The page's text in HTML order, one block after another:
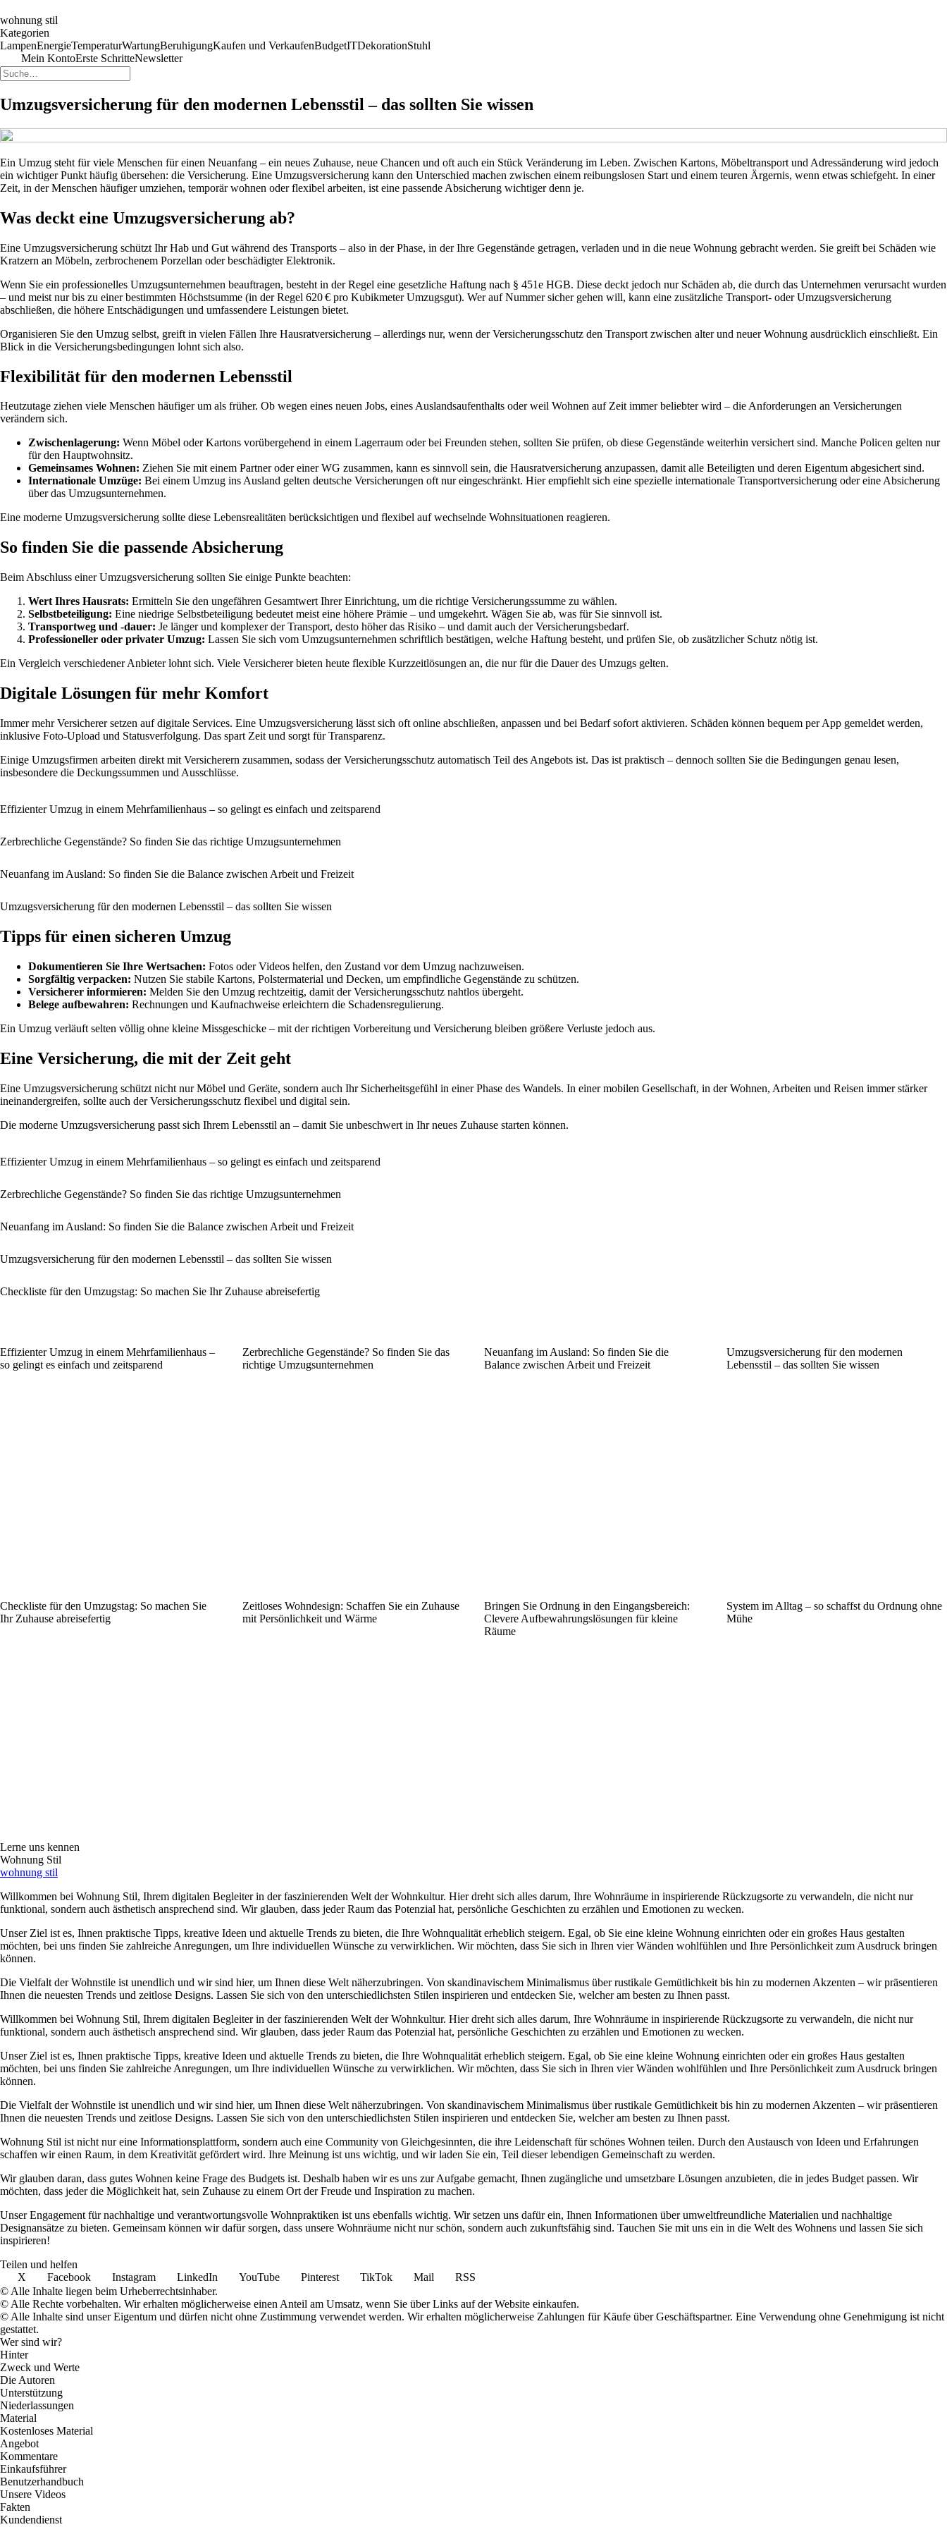
wohnung stil
Kategorien
LampenEnergieTemperaturWartungBeruhigungKaufen und VerkaufenBudgetITDekorationStuhl
Mein KontoErste SchritteNewsletter
Umzugsversicherung für den modernen Lebensstil – das sollten Sie wissen
Ein Umzug steht für viele Menschen für einen Neuanfang – ein neues Zuhause, neue Chancen und oft auch ein Stück Veränderung im Leben. Zwischen Kartons, Möbeltransport und Adressänderung wird jedoch
ein wichtiger Punkt häufig übersehen: die Versicherung. Eine Umzugsversicherung kann den Unterschied machen zwischen einem reibungslosen Start und einem teuren Ärgernis, wenn etwas schiefgeht. In einer
Zeit, in der Menschen häufiger umziehen, temporär wohnen oder flexibel arbeiten, ist eine passende Absicherung wichtiger denn je.
Was deckt eine Umzugsversicherung ab?
Eine Umzugsversicherung schützt Ihr Hab und Gut während des Transports – also in der Phase, in der Ihre Gegenstände getragen, verladen und in die neue Wohnung gebracht werden. Sie greift bei Schäden wie
Kratzern an Möbeln, zerbrochenem Porzellan oder beschädigter Elektronik.
Wenn Sie ein professionelles Umzugsunternehmen beauftragen, besteht in der Regel eine gesetzliche Haftung nach § 451e HGB. Diese deckt jedoch nur Schäden ab, die durch das Unternehmen verursacht wurden
– und meist nur bis zu einer bestimmten Höchstsumme (in der Regel 620 € pro Kubikmeter Umzugsgut). Wer auf Nummer sicher gehen will, kann eine zusätzliche Transport- oder Umzugsversicherung
abschließen, die höhere Entschädigungen und umfassendere Leistungen bietet.
Organisieren Sie den Umzug selbst, greift in vielen Fällen Ihre Hausratversicherung – allerdings nur, wenn der Versicherungsschutz den Transport zwischen alter und neuer Wohnung ausdrücklich einschließt. Ein
Blick in die Versicherungsbedingungen lohnt sich also.
Flexibilität für den modernen Lebensstil
Heutzutage ziehen viele Menschen häufiger um als früher. Ob wegen eines neuen Jobs, eines Auslandsaufenthalts oder weil Wohnen auf Zeit immer beliebter wird – die Anforderungen an Versicherungen
verändern sich.
Zwischenlagerung: Wenn Möbel oder Kartons vorübergehend in einem Lagerraum oder bei Freunden stehen, sollten Sie prüfen, ob diese Gegenstände weiterhin versichert sind. Manche Policen gelten nur
für den Hauptwohnsitz.
Gemeinsames Wohnen: Ziehen Sie mit einem Partner oder einer WG zusammen, kann es sinnvoll sein, die Hausratversicherung anzupassen, damit alle Beteiligten und deren Eigentum abgesichert sind.
Internationale Umzüge: Bei einem Umzug ins Ausland gelten deutsche Versicherungen oft nur eingeschränkt. Hier empfiehlt sich eine spezielle internationale Transportversicherung oder eine Absicherung
über das Umzugsunternehmen.
Eine moderne Umzugsversicherung sollte diese Lebensrealitäten berücksichtigen und flexibel auf wechselnde Wohnsituationen reagieren.
So finden Sie die passende Absicherung
Beim Abschluss einer Umzugsversicherung sollten Sie einige Punkte beachten:
Wert Ihres Hausrats: Ermitteln Sie den ungefähren Gesamtwert Ihrer Einrichtung, um die richtige Versicherungssumme zu wählen.
Selbstbeteiligung: Eine niedrige Selbstbeteiligung bedeutet meist eine höhere Prämie – und umgekehrt. Wägen Sie ab, was für Sie sinnvoll ist.
Transportweg und -dauer: Je länger und komplexer der Transport, desto höher das Risiko – und damit auch der Versicherungsbedarf.
Professioneller oder privater Umzug: Lassen Sie sich vom Umzugsunternehmen schriftlich bestätigen, welche Haftung besteht, und prüfen Sie, ob zusätzlicher Schutz nötig ist.
Ein Vergleich verschiedener Anbieter lohnt sich. Viele Versicherer bieten heute flexible Kurzzeitlösungen an, die nur für die Dauer des Umzugs gelten.
Digitale Lösungen für mehr Komfort
Immer mehr Versicherer setzen auf digitale Services. Eine Umzugsversicherung lässt sich oft online abschließen, anpassen und bei Bedarf sofort aktivieren. Schäden können bequem per App gemeldet werden,
inklusive Foto-Upload und Statusverfolgung. Das spart Zeit und sorgt für Transparenz.
Einige Umzugsfirmen arbeiten direkt mit Versicherern zusammen, sodass der Versicherungsschutz automatisch Teil des Angebots ist. Das ist praktisch – dennoch sollten Sie die Bedingungen genau lesen,
insbesondere die Deckungssummen und Ausschlüsse.
Effizienter Umzug in einem Mehrfamilienhaus – so gelingt es einfach und zeitsparend
Zerbrechliche Gegenstände? So finden Sie das richtige Umzugsunternehmen
Neuanfang im Ausland: So finden Sie die Balance zwischen Arbeit und Freizeit
Umzugsversicherung für den modernen Lebensstil – das sollten Sie wissen
Tipps für einen sicheren Umzug
Dokumentieren Sie Ihre Wertsachen: Fotos oder Videos helfen, den Zustand vor dem Umzug nachzuweisen.
Sorgfältig verpacken: Nutzen Sie stabile Kartons, Polstermaterial und Decken, um empfindliche Gegenstände zu schützen.
Versicherer informieren: Melden Sie den Umzug rechtzeitig, damit der Versicherungsschutz nahtlos übergeht.
Belege aufbewahren: Rechnungen und Kaufnachweise erleichtern die Schadensregulierung.
Ein Umzug verläuft selten völlig ohne kleine Missgeschicke – mit der richtigen Vorbereitung und Versicherung bleiben größere Verluste jedoch aus.
Eine Versicherung, die mit der Zeit geht
Eine Umzugsversicherung schützt nicht nur Möbel und Geräte, sondern auch Ihr Sicherheitsgefühl in einer Phase des Wandels. In einer mobilen Gesellschaft, in der Wohnen, Arbeiten und Reisen immer stärker
ineinandergreifen, sollte auch der Versicherungsschutz flexibel und digital sein.
Die moderne Umzugsversicherung passt sich Ihrem Lebensstil an – damit Sie unbeschwert in Ihr neues Zuhause starten können.
Effizienter Umzug in einem Mehrfamilienhaus – so gelingt es einfach und zeitsparend
Zerbrechliche Gegenstände? So finden Sie das richtige Umzugsunternehmen
Neuanfang im Ausland: So finden Sie die Balance zwischen Arbeit und Freizeit
Umzugsversicherung für den modernen Lebensstil – das sollten Sie wissen
Checkliste für den Umzugstag: So machen Sie Ihr Zuhause abreisefertig
Effizienter Umzug in einem Mehrfamilienhaus –
so gelingt es einfach und zeitsparend
Zerbrechliche Gegenstände? So finden Sie das
richtige Umzugsunternehmen
Neuanfang im Ausland: So finden Sie die
Balance zwischen Arbeit und Freizeit
Umzugsversicherung für den modernen
Lebensstil – das sollten Sie wissen
Checkliste für den Umzugstag: So machen Sie
Ihr Zuhause abreisefertig
Zeitloses Wohndesign: Schaffen Sie ein Zuhause
mit Persönlichkeit und Wärme
Bringen Sie Ordnung in den Eingangsbereich:
Clevere Aufbewahrungslösungen für kleine
Räume
System im Alltag – so schaffst du Ordnung ohne
Mühe
Lerne uns kennen
Wohnung Stil
wohnung stil
Willkommen bei Wohnung Stil, Ihrem digitalen Begleiter in der faszinierenden Welt der Wohnkultur. Hier dreht sich alles darum, Ihre Wohnräume in inspirierende Rückzugsorte zu verwandeln, die nicht nur
funktional, sondern auch ästhetisch ansprechend sind. Wir glauben, dass jeder Raum das Potenzial hat, persönliche Geschichten zu erzählen und Emotionen zu wecken.
Unser Ziel ist es, Ihnen praktische Tipps, kreative Ideen und aktuelle Trends zu bieten, die Ihre Wohnqualität erheblich steigern. Egal, ob Sie eine kleine Wohnung einrichten oder ein großes Haus gestalten
möchten, bei uns finden Sie zahlreiche Anregungen, um Ihre individuellen Wünsche zu verwirklichen. Wir möchten, dass Sie sich in Ihren vier Wänden wohlfühlen und Ihre Persönlichkeit zum Ausdruck bringen
können.
Die Vielfalt der Wohnstile ist unendlich und wir sind hier, um Ihnen diese Welt näherzubringen. Von skandinavischem Minimalismus über rustikale Gemütlichkeit bis hin zu modernen Akzenten – wir präsentieren
Ihnen die neuesten Trends und zeitlose Designs. Lassen Sie sich von den unterschiedlichsten Stilen inspirieren und entdecken Sie, welcher am besten zu Ihnen passt.
Willkommen bei Wohnung Stil, Ihrem digitalen Begleiter in der faszinierenden Welt der Wohnkultur. Hier dreht sich alles darum, Ihre Wohnräume in inspirierende Rückzugsorte zu verwandeln, die nicht nur
funktional, sondern auch ästhetisch ansprechend sind. Wir glauben, dass jeder Raum das Potenzial hat, persönliche Geschichten zu erzählen und Emotionen zu wecken.
Unser Ziel ist es, Ihnen praktische Tipps, kreative Ideen und aktuelle Trends zu bieten, die Ihre Wohnqualität erheblich steigern. Egal, ob Sie eine kleine Wohnung einrichten oder ein großes Haus gestalten
möchten, bei uns finden Sie zahlreiche Anregungen, um Ihre individuellen Wünsche zu verwirklichen. Wir möchten, dass Sie sich in Ihren vier Wänden wohlfühlen und Ihre Persönlichkeit zum Ausdruck bringen
können.
Die Vielfalt der Wohnstile ist unendlich und wir sind hier, um Ihnen diese Welt näherzubringen. Von skandinavischem Minimalismus über rustikale Gemütlichkeit bis hin zu modernen Akzenten – wir präsentieren
Ihnen die neuesten Trends und zeitlose Designs. Lassen Sie sich von den unterschiedlichsten Stilen inspirieren und entdecken Sie, welcher am besten zu Ihnen passt.
Wohnung Stil ist nicht nur eine Informationsplattform, sondern auch eine Community von Gleichgesinnten, die ihre Leidenschaft für schönes Wohnen teilen. Durch den Austausch von Ideen und Erfahrungen
schaffen wir einen Raum, in dem Kreativität gefördert wird. Ihre Meinung ist uns wichtig, und wir laden Sie ein, Teil dieser lebendigen Gemeinschaft zu werden.
Wir glauben daran, dass gutes Wohnen keine Frage des Budgets ist. Deshalb haben wir es uns zur Aufgabe gemacht, Ihnen zugängliche und umsetzbare Lösungen anzubieten, die in jedes Budget passen. Wir
möchten, dass jeder die Möglichkeit hat, sein Zuhause zu einem Ort der Freude und Inspiration zu machen.
Unser Engagement für nachhaltige und verantwortungsvolle Wohnpraktiken ist uns ebenfalls wichtig. Wir setzen uns dafür ein, Ihnen Informationen über umweltfreundliche Materialien und nachhaltige
Designansätze zu bieten. Gemeinsam können wir dafür sorgen, dass unsere Wohnräume nicht nur schön, sondern auch zukunftsfähig sind. Tauchen Sie mit uns ein in die Welt des Wohnens und lassen Sie sich
inspirieren!
Teilen und helfen
X
Facebook Instagram LinkedIn YouTube Pinterest TikTok Mail
RSS
© Alle Inhalte liegen beim Urheberrechtsinhaber.
© Alle Rechte vorbehalten. Wir erhalten möglicherweise einen Anteil am Umsatz, wenn Sie über Links auf der Website einkaufen.
© Alle Inhalte sind unser Eigentum und dürfen nicht ohne Zustimmung verwendet werden. Wir erhalten möglicherweise Zahlungen für Käufe über Geschäftspartner. Eine Verwendung ohne Genehmigung ist nicht
gestattet.
Wer sind wir?
Hinter
Zweck und Werte
Die Autoren
Unterstützung
Niederlassungen
Material
Kostenloses Material
Angebot
Kommentare
Einkaufsführer
Benutzerhandbuch
Unsere Videos
Fakten
Kundendienst